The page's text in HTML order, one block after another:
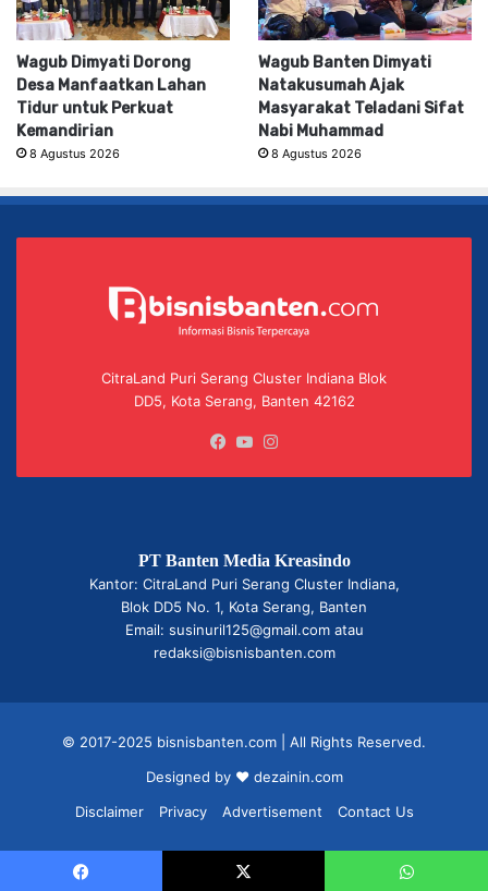
Wagub Dimyati Dorong
Desa Manfaatkan Lahan
Tidur untuk Perkuat
Kemandirian
8 Agustus 2026
Wagub Banten Dimyati
Natakusumah Ajak
Masyarakat Teladani Sifat
Nabi Muhammad
8 Agustus 2026
CitraLand Puri Serang Cluster Indiana Blok
DD5, Kota Serang, Banten 42162
Facebook
YouTube
PT Banten Media Kreasindo
Kantor: CitraLand Puri Serang Cluster Indiana,
Blok DD5 No. 1, Kota Serang, Banten
Email: susinuril125@gmail.com atau
redaksi@bisnisbanten.com
© 2017-2025 bisnisbanten.com | All Rights Reserved.
Designed by ❤ dezainin.com
Disclaimer
Privacy Advertisement Contact Us